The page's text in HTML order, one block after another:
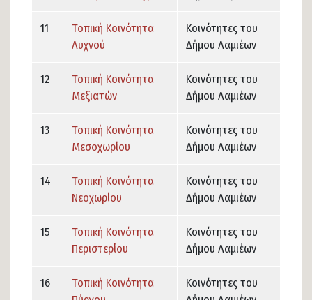
11
Τοπική Κοινότητα
Λυχνού
Κοινότητες του
Δήμου Λαμιέων
12
Τοπική Κοινότητα
Μεξιατών
Κοινότητες του
Δήμου Λαμιέων
13
Τοπική Κοινότητα
Μεσοχωρίου
Κοινότητες του
Δήμου Λαμιέων
14
Τοπική Κοινότητα
Νεοχωρίου
Κοινότητες του
Δήμου Λαμιέων
15
Τοπική Κοινότητα
Περιστερίου
Κοινότητες του
Δήμου Λαμιέων
16
Τοπική Κοινότητα
Κοινότητες του